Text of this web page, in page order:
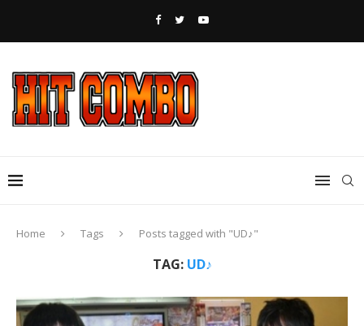
Home Tags Posts tagged with "UD♪"
TAG: UD♪